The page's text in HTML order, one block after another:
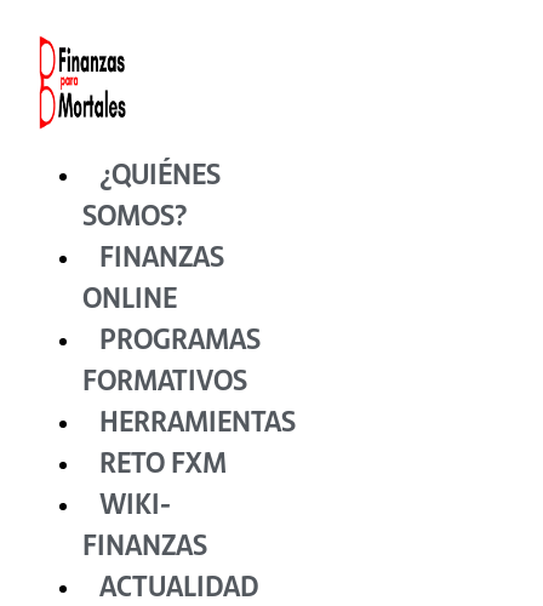
contenido
¿QUIÉNES
SOMOS?
FINANZAS
ONLINE
PROGRAMAS
FORMATIVOS
HERRAMIENTAS
RETO FXM
WIKI-
FINANZAS
ACTUALIDAD